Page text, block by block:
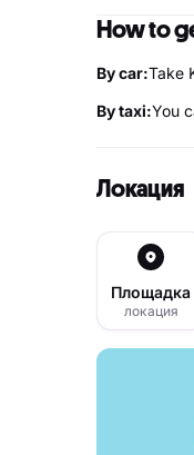
How to
By car:Take
By taxi:You
Локация
Площадка
локация